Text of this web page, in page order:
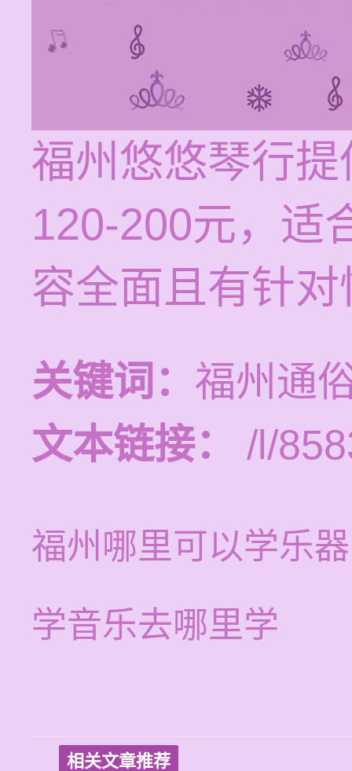
福州悠悠琴行
120-200元，适
容全面且有针对
关键词： 福州通
文本链接：
/l/
福州哪里可以学乐
学音乐去哪里学
相关文章推荐